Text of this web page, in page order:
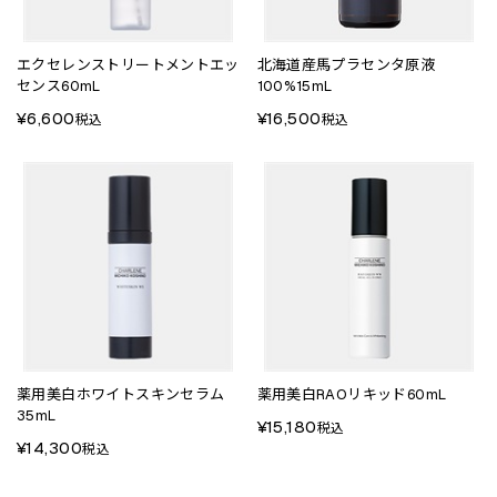
エクセレンストリートメントエッ
センス60mL
¥6,600税込
北海道産馬プラセンタ原液
100%15mL
¥16,500税込
薬用美白ホワイトスキンセラム
35mL
¥14,300税込
薬用美白RAOリキッド60mL
¥15,180税込